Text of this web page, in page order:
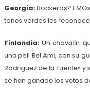
Georgia: Rockeros?
tonos verdes les
Finlandia:Un chavalín
una peli Bel Ami, con su
Rodriguez de la Fuente»
se han ganado los votos